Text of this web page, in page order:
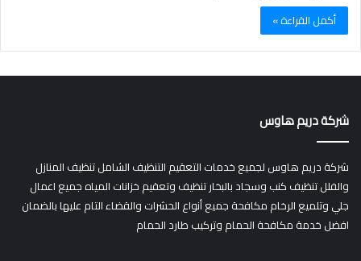
أكمل القراءة »
شركة دريم هاوس
شركة دريم هاوس لجميع خدمات التعقيم التنظيف الشامل تنظيف المنازل
والفلل تنظيف كنب وسجاد بالبخار تنظيف وتعقيم خزانات المياه جميع اعمال
جلي وتلميع الرخام مكافحة جميع أنواع الحشرات والقضاء التام عليها بالضمان
افضل خدمة مكافحة الحمام وتركيب طارد الحمام